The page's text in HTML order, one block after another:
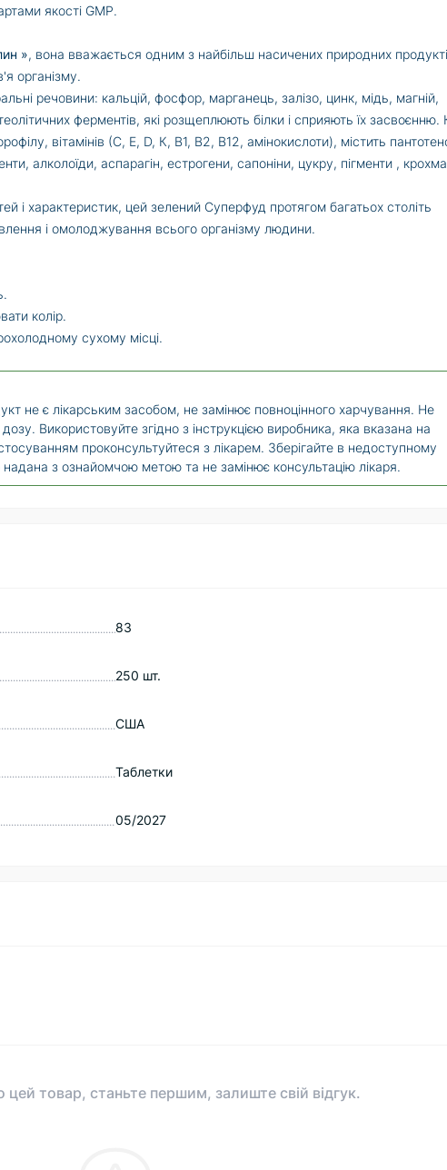
якості GMP.
», вона вважається одним з найбільш насичених природних
організму.
речовини: кальцій, фосфор, марганець, залізо, цинк, мідь, магній,
ферментів, які розщеплюють білки і сприяють їх засвоєнню.
вітамінів (С, Е, D, К, B1, B2, В12, амінокислоти), містить
алколоїди, аспарагін, естрогени, сапоніни, цукру, пігменти ,
і характеристик, цей зелений Суперфуд протягом багатьох століть
і омолоджування всього організму людини.
колір.
сухому місці.
не є лікарським засобом, не замінює повноцінного харчування. Не
Використовуйте згідно з інструкцією виробника, яка вказана на
проконсультуйтеся з лікарем. Зберігайте в недоступному
надана з ознайомчою метою та не замінює консультацію лікаря.
83
250 шт.
США
Таблетки
05/2027
цей товар, станьте першим, залиште свій відгук.